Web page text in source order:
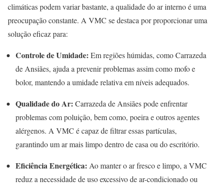
climáticas podem variar bastante, a qualidade do ar interno é uma
preocupação constante. A VMC se destaca por proporcionar uma
solução eficaz para:
Controle de Umidade: Em regiões húmidas, como Carrazeda
de Ansiães, ajuda a prevenir problemas assim como mofo e
bolor, mantendo a umidade relativa em níveis adequados.
Qualidade do Ar: Carrazeda de Ansiães pode enfrentar
problemas com poluição, bem como, poeira e outros agentes
alérgenos. A VMC é capaz de filtrar essas partículas,
garantindo um ar mais limpo dentro de casa ou do escritório.
Eficiência Energética: Ao manter o ar fresco e limpo, a VMC
reduz a necessidade de uso excessivo de ar-condicionado ou